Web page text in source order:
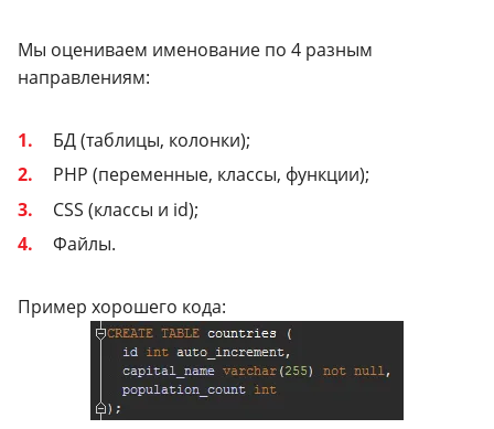
Мы оцениваем именование по 4 разным
направлениям:
БД (таблицы, колонки);
PHP (переменные, классы, функции);
CSS (классы и id);
Файлы.
Пример хорошего кода: